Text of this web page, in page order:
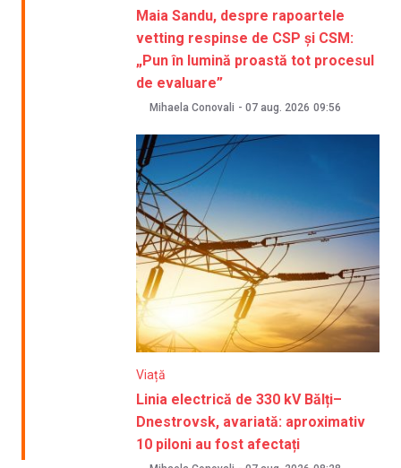
Maia Sandu, despre rapoartele
vetting respinse de CSP și CSM:
„Pun în lumină proastă tot procesul
de evaluare”
Mihaela Conovali - 07 aug. 2026 09:56
Viață
Linia electrică de 330 kV Bălți–
Dnestrovsk, avariată: aproximativ
10 piloni au fost afectați